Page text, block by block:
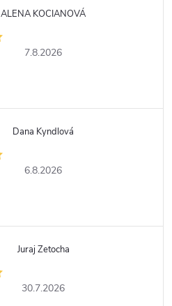
ALENA KOCIANOVÁ
7.8.2026
Dana Kyndlová
6.8.2026
Juraj Zetocha
30.7.2026